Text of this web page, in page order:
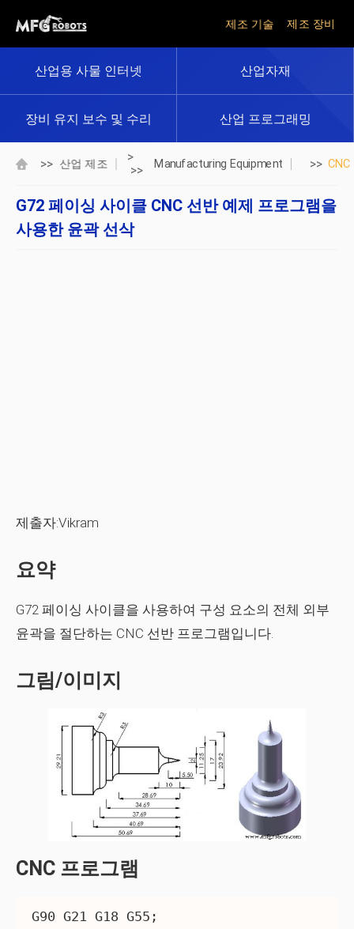
제조 기술 제조 장비
산업용 사물 인터넷 산업자재
장비 유지 보수 및 수리 산업 프로그래밍
>> 산업 제조
>
>>
Manufacturing Equipment >> CNC
G72 페이싱 사이클 CNC 선반 예제 프로그램을
사용한 윤곽 선삭
제출자:Vikram
요약
G72 페이싱 사이클을 사용하여 구성 요소의 전체 외부
윤곽을 절단하는 CNC 선반 프로그램입니다.
그림/이미지
CNC 프로그램
G90 G21 G18 G55;